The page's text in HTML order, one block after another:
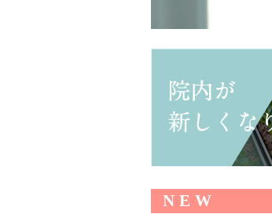
NEW